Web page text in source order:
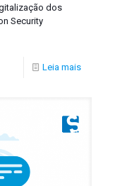
dos
Security
Leia mais